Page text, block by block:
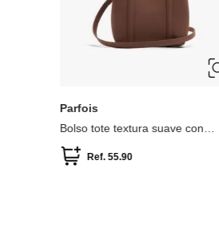
Parfois
Bolso tote textura suave con
Ref. 55.90